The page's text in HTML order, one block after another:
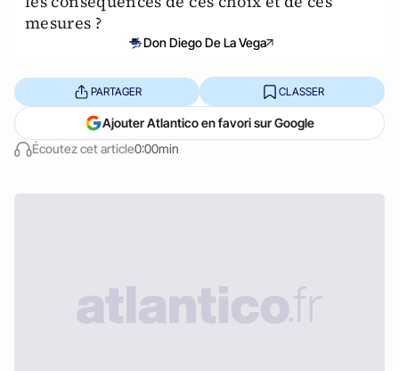
mesures ?
Don Diego De La Vega
Écoutez cet article0:00min
PARTAGER CLASSER
Ajouter Atlantico en favori sur Google